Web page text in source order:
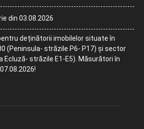
din 03.08.2026
pentru deținătorii imobilelor situate în
(Peninsula- străzile P6- P17) și sector
Ecluză- străzile E1-E5). Măsurători în